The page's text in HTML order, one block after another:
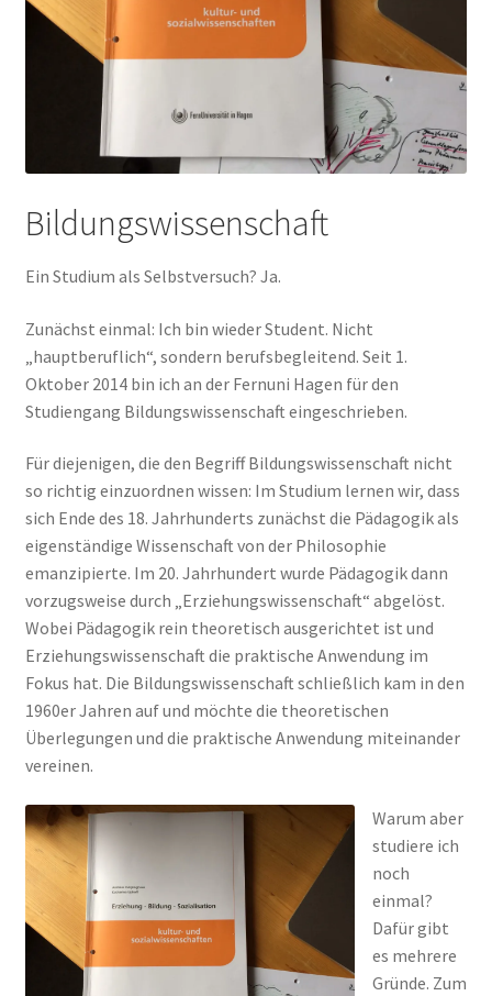
Bildungswissenschaft
Ein Studium als Selbstversuch? Ja.
Zunächst einmal: Ich bin wieder Student. Nicht
„hauptberuflich“, sondern berufsbegleitend. Seit 1.
Oktober 2014 bin ich an der Fernuni Hagen für den
Studiengang Bildungswissenschaft eingeschrieben.
Für diejenigen, die den Begriff Bildungswissenschaft nicht
so richtig einzuordnen wissen: Im Studium lernen wir, dass
sich Ende des 18. Jahrhunderts zunächst die Pädagogik als
eigenständige Wissenschaft von der Philosophie
emanzipierte. Im 20. Jahrhundert wurde Pädagogik dann
vorzugsweise durch „Erziehungswissenschaft“ abgelöst.
Wobei Pädagogik rein theoretisch ausgerichtet ist und
Erziehungswissenschaft die praktische Anwendung im
Fokus hat. Die Bildungswissenschaft schließlich kam in den
1960er Jahren auf und möchte die theoretischen
Überlegungen und die praktische Anwendung miteinander
vereinen.
Warum aber
studiere ich
noch
einmal?
Dafür gibt
es mehrere
Gründe. Zum